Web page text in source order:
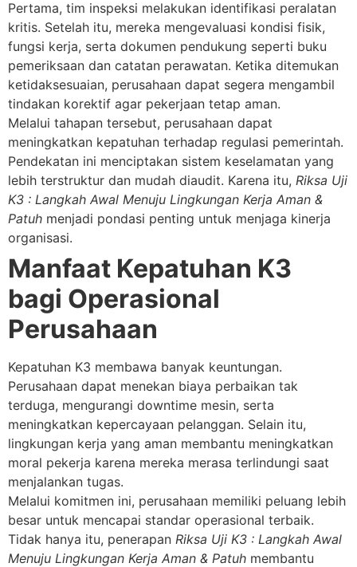
Pertama, tim inspeksi melakukan identifikasi peralatan
kritis. Setelah itu, mereka mengevaluasi kondisi fisik,
fungsi kerja, serta dokumen pendukung seperti buku
pemeriksaan dan catatan perawatan. Ketika ditemukan
ketidaksesuaian, perusahaan dapat segera mengambil
tindakan korektif agar pekerjaan tetap aman.
Melalui tahapan tersebut, perusahaan dapat
meningkatkan kepatuhan terhadap regulasi pemerintah.
Pendekatan ini menciptakan sistem keselamatan yang
lebih terstruktur dan mudah diaudit. Karena itu, Riksa Uji
K3 : Langkah Awal Menuju Lingkungan Kerja Aman &
Patuh menjadi pondasi penting untuk menjaga kinerja
organisasi.
Manfaat Kepatuhan K3
bagi Operasional
Perusahaan
Kepatuhan K3 membawa banyak keuntungan.
Perusahaan dapat menekan biaya perbaikan tak
terduga, mengurangi downtime mesin, serta
meningkatkan kepercayaan pelanggan. Selain itu,
lingkungan kerja yang aman membantu meningkatkan
moral pekerja karena mereka merasa terlindungi saat
menjalankan tugas.
Melalui komitmen ini, perusahaan memiliki peluang lebih
besar untuk mencapai standar operasional terbaik.
Tidak hanya itu, penerapan Riksa Uji K3 : Langkah Awal
Menuju Lingkungan Kerja Aman & Patuh membantu